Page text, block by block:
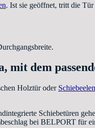
. Ist sie geöffnet, tritt die
dem
Holztür oder
Schiebetüren
bei BELPORT für